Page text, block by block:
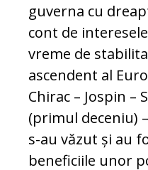
guverna cu
cont de
vreme de
ascendent al
Chirac – Jospin –
(primul deceniu)
s-au văzut și au
beneficiile unor